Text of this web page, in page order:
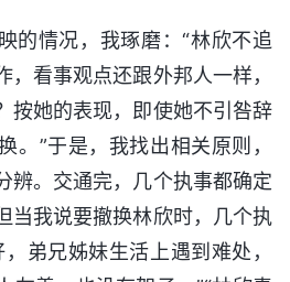
的情况，我琢磨：“林欣不追
，看事观点还跟外邦人一样，
按她的表现，即使她不引咎辞
。”于是，我找出相关原则，
辨。交通完，几个执事都确定
当我说要撤换林欣时，几个执
弟兄姊妹生活上遇到难处，